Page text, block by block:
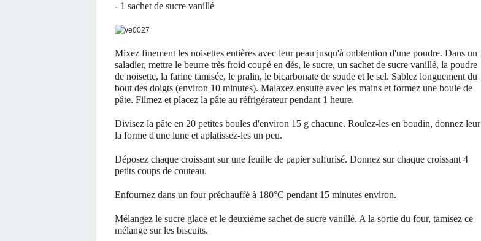
- 1 sachet de sucre vanillé
Mixez finement les noisettes entières avec leur peau jusqu'à onbtention d'une poudre. Dans un
saladier, mettre le beurre très froid coupé en dés, le sucre, un sachet de sucre vanillé, la poudre
de noisette, la farine tamisée, le pralin, le bicarbonate de soude et le sel. Sablez longuement du
bout des doigts (environ 10 minutes). Malaxez ensuite avec les mains et formez une boule de
pâte. Filmez et placez la pâte au réfrigérateur pendant 1 heure.
Divisez la pâte en 20 petites boules d'environ 15 g chacune. Roulez-les en boudin, donnez leur
la forme d'une lune et aplatissez-les un peu.
Déposez chaque croissant sur une feuille de papier sulfurisé. Donnez sur chaque croissant 4
petits coups de couteau.
Enfournez dans un four préchauffé à 180°C pendant 15 minutes environ.
Mélangez le sucre glace et le deuxième sachet de sucre vanillé. A la sortie du four, tamisez ce
mélange sur les biscuits.